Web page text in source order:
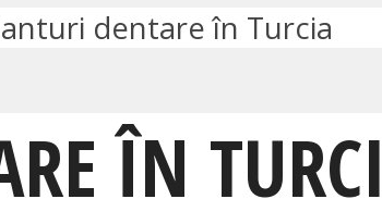
dentare în Turcia
ÎN